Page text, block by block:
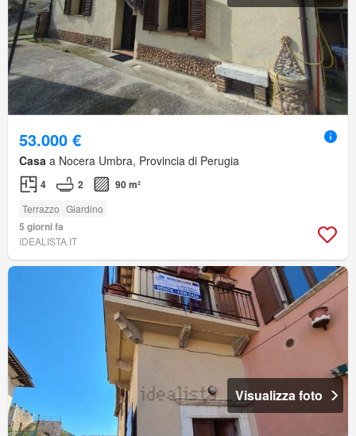
53.000 €
Casa a Nocera Umbra, Provincia di Perugia
4 2 90 m²
Terrazzo Giardino
5 giorni fa
IDEALISTA.IT
Visualizza foto